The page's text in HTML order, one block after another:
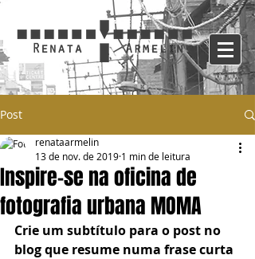
Post
Inspire-se na oficina de
fotografia urbana MOMA
renataarmelin
13 de nov. de 2019 1 min de leitura
Crie um subtítulo para o post no
blog que resume numa frase curta